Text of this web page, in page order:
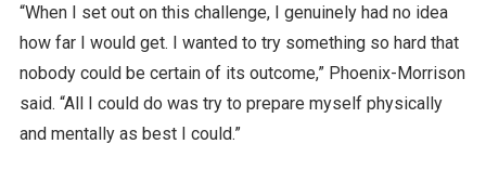
“When I set out on this challenge, I genuinely had no idea
how far I would get. I wanted to try something so hard that
nobody could be certain of its outcome,” Phoenix-Morrison
said. “All I could do was try to prepare myself physically
and mentally as best I could.”